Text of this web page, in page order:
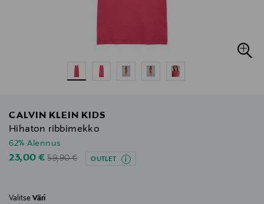
CALVIN KLEIN KIDS
Hihaton ribbimekko
62% Alennus
Discounted Price
23,00 €Original Price
59,90 € OUTLET
Valitse Väri